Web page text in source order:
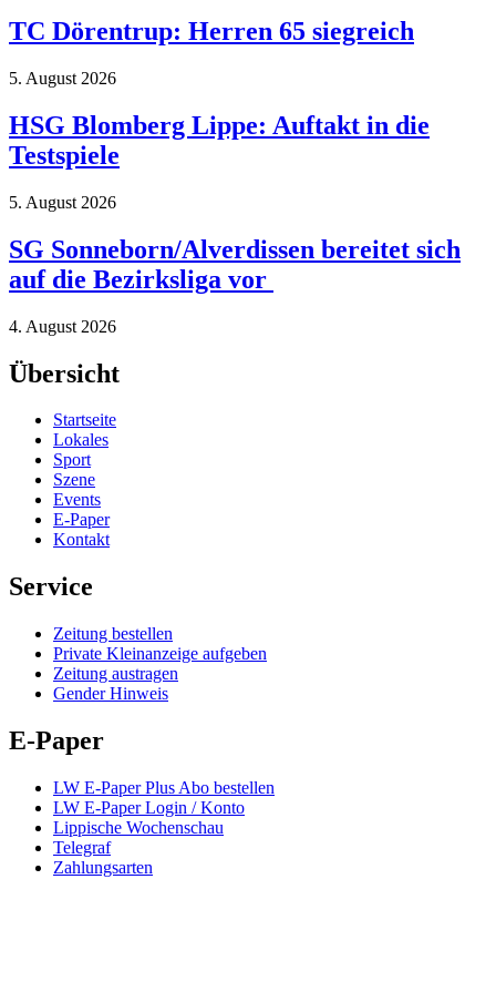
TC Dörentrup: Herren 65 siegreich
5. August 2026
HSG Blomberg Lippe: Auftakt in die
Testspiele
5. August 2026
SG Sonneborn/Alverdissen bereitet sich
auf die Bezirksliga vor
4. August 2026
Übersicht
Startseite
Lokales
Sport
Szene
Events
E-Paper
Kontakt
Service
Zeitung bestellen
Private Kleinanzeige aufgeben
Zeitung austragen
Gender Hinweis
E-Paper
LW E-Paper Plus Abo bestellen
LW E-Paper Login / Konto
Lippische Wochenschau
Telegraf
Zahlungsarten